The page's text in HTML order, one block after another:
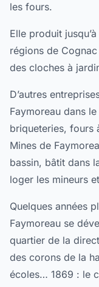
les fours.
Elle produit
régions de
des cloches à
D’autres
Faymoreau dans
briqueteries, fours
Mines de
bassin, bâtit dans
loger les mineurs
Quelques années
Faymoreau se
quartier de la
des corons de la
écoles… 1869 : le